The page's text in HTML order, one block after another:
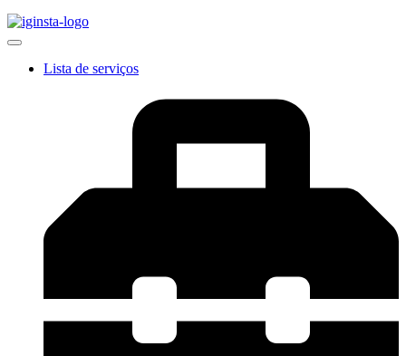
Lista de serviços